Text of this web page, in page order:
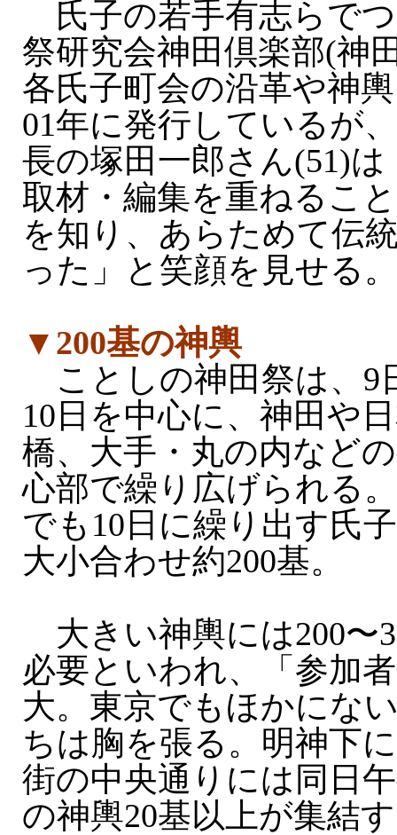
氏子の若手有志らで
祭研究会神田倶楽部(神
各氏子町会の沿革や神
01年に発行しているが
長の塚田一郎さん(51)
取材・編集を重ねるこ
を知り、あらためて伝
った」と笑顔を見せる。
▼200基の神輿
ことしの神田祭は、9
10日を中心に、神田や
橋、大手・丸の内など
心部で繰り広げられる
でも10日に繰り出す氏
大小合わせ約200基。
大きい神輿には200〜
必要といわれ、「参加
大。東京でもほかにな
ちは胸を張る。明神下
街の中央通りには同日
の神輿20基以上が集結